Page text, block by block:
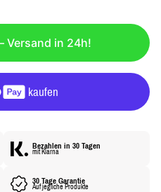
Versand in 24h!
Bezahlen in 30 Tagen
mit Klarna
30 Tage Garantie
Auf jegliche Produkte